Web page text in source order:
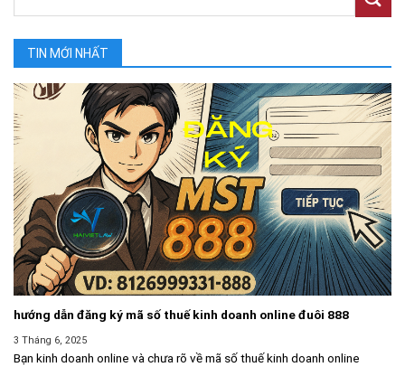
TIN MỚI NHẤT
hướng dẫn đăng ký mã số thuế kinh doanh online đuôi 888
3 Tháng 6, 2025
Bạn kinh doanh online và chưa rõ về mã số thuế kinh doanh online